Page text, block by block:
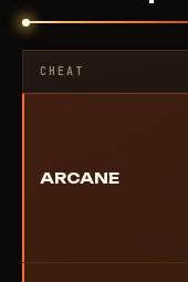
CHEAT
ARCANE